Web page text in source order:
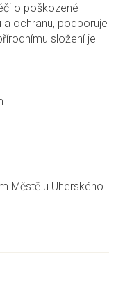
o poškozené
a ochranu, podporuje
složení je
Městě u Uherského